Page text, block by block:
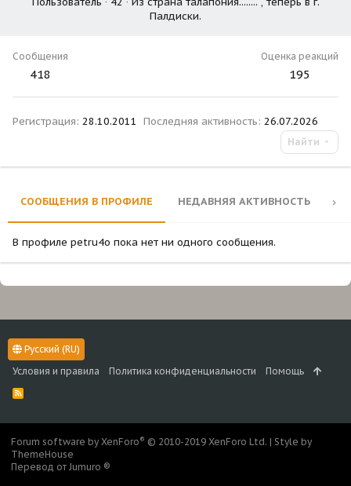
Палдиски.
Сообщения
418
Оценка реакций
195
Регистрация 28.10.2011 Последняя активность 26.07.2026
Найти
СООБЩЕНИЯ В ПРОФИЛЕ НЕДАВНЯЯ АКТИВНОСТЬ
В профиле petru4o пока нет ни одного сообщения.
Русский (RU)
Условия и правила
Политика конфиденциальности Помощь
R
S
Forum software by XenForo® © 2010-2019 XenForo Ltd. | Style by
ThemeHouse
Перевод от Jumuro ®